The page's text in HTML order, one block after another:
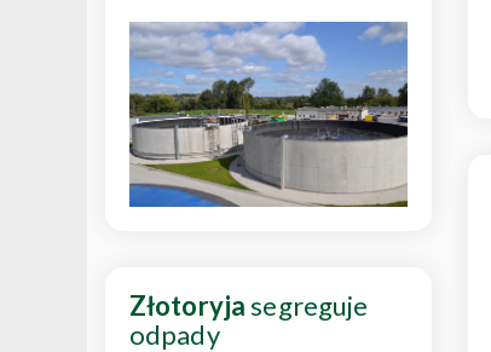
Złotoryjasegreguje
odpady